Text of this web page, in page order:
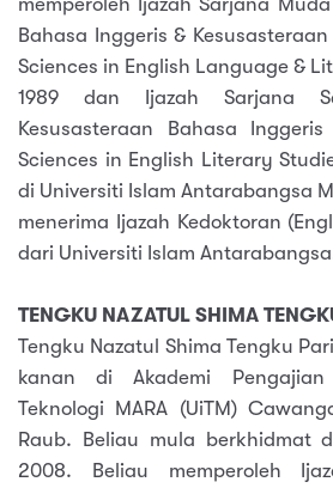
Bahasa Inggeris &
Sciences in English Language &
1989 dan Ijazah Sarjana
Kesusasteraan Bahasa
Sciences in English Literary
di Universiti Islam Antarabangsa
menerima Ijazah Kedoktoran
dari Universiti Islam
TENGKU NAZATUL SHIMA
Tengku Nazatul Shima Tengku
kanan di Akademi Pengajian
Teknologi MARA (UiTM)
Raub. Beliau mula berkhidmat
2008. Beliau memperoleh